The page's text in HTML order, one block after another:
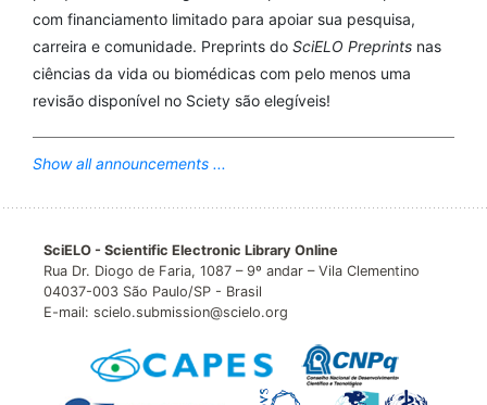
com financiamento limitado para apoiar sua pesquisa,
carreira e comunidade. Preprints do SciELO Preprints nas
ciências da vida ou biomédicas com pelo menos uma
revisão disponível no Sciety são elegíveis!
Show all announcements ...
SciELO - Scientific Electronic Library Online
Rua Dr. Diogo de Faria, 1087 – 9º andar – Vila Clementino
04037-003 São Paulo/SP - Brasil
E-mail: scielo.submission@scielo.org